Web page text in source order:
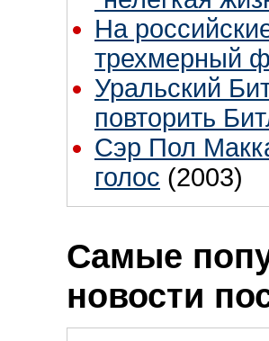
На
трехмерный
Уральский
повторить
Сэр Пол
голос (2003)
Самые
новости